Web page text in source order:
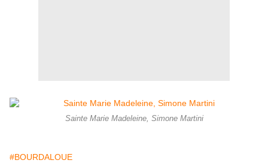
Sainte Marie Madeleine, Simone Martini
#BOURDALOUE